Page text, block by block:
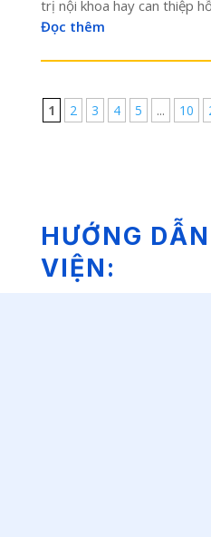
trị nội khoa hay can thiệp
Đọc thêm
1 2 3 4 5 ... 10
HƯỚNG
VIỆN: